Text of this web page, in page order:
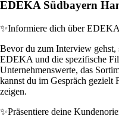
EDEKA Südbayern
✨Informiere dich über EDEKA
Bevor du zum Interview
EDEKA und die spezifische
Unternehmenswerte, das
kannst du im Gespräch gezielt
zeigen.
✨Präsentiere deine